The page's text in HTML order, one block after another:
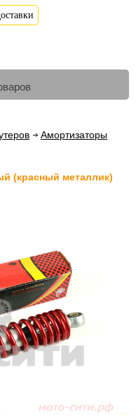
Амортизаторы
(красный металлик)